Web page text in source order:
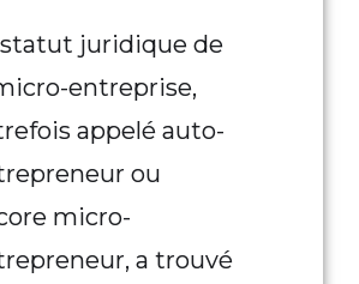
statut juridique de
entreprise,
appelé auto-
ou
micro-
a trouvé